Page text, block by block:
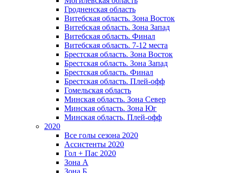
Гродненская область
Витебская область. Зона Восток
Витебская область. Зона Запад
Витебская область. Финал
Витебская область. 7-12 места
Брестская область. Зона Восток
Брестская область. Зона Запад
Брестская область. Финал
Брестская область. Плей-офф
Гомельская область
Минская область. Зона Север
Минская область. Зона Юг
Минская область. Плей-офф
2020
Все голы сезона 2020
Ассистенты 2020
Гол + Пас 2020
Зона А
Зона Б